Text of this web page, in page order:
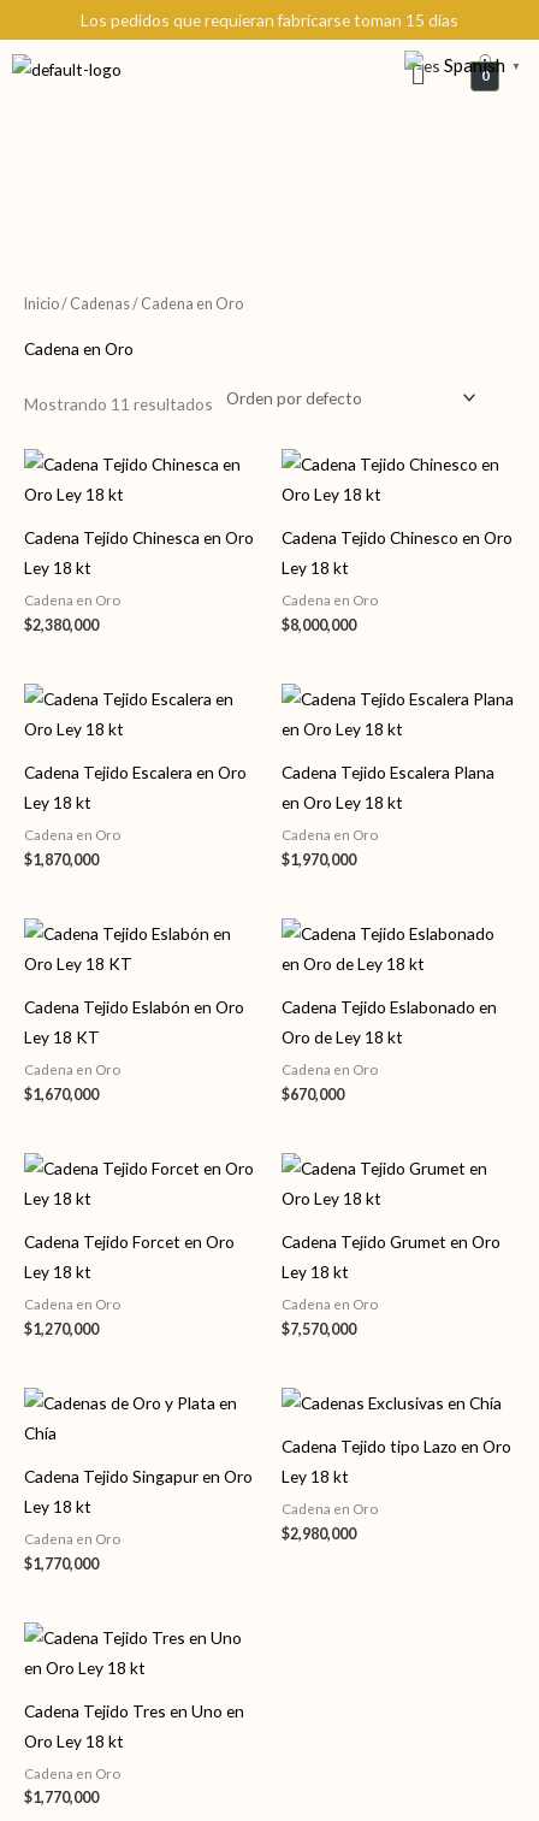
al
contenido
Los pedidos que requieran fabricarse toman 15 días
Menú 0
Inicio/ Cadenas/ Cadena en Oro
Cadena en Oro
Mostrando 11 resultados
Cadena Tejido Chinesca en Oro
Ley 18 kt
Cadena en Oro
$2,380,000
Cadena Tejido Chinesco en Oro
Ley 18 kt
Cadena en Oro
$8,000,000
Cadena Tejido Escalera en Oro
Ley 18 kt
Cadena en Oro
$1,870,000
Cadena Tejido Escalera Plana
en Oro Ley 18 kt
Cadena en Oro
$1,970,000
Cadena Tejido Eslabón en Oro
Ley 18 KT
Cadena en Oro
$1,670,000
Cadena Tejido Eslabonado en
Oro de Ley 18 kt
Cadena en Oro
$670,000
Cadena Tejido Forcet en Oro
Ley 18 kt
Cadena en Oro
$1,270,000
Cadena Tejido Grumet en Oro
Ley 18 kt
Cadena en Oro
$7,570,000
Cadena Tejido Singapur en Oro
Ley 18 kt
Cadena en Oro
$1,770,000
Cadena Tejido tipo Lazo en Oro
Ley 18 kt
Cadena en Oro
$2,980,000
Cadena Tejido Tres en Uno en
Oro Ley 18 kt
Cadena en Oro
$1,770,000
Spanish ▼